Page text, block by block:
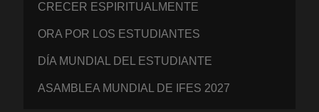
CRECER ESPIRITUALMENTE
ORA POR LOS ESTUDIANTES
DÍA MUNDIAL DEL ESTUDIANTE
ASAMBLEA MUNDIAL DE IFES 2027